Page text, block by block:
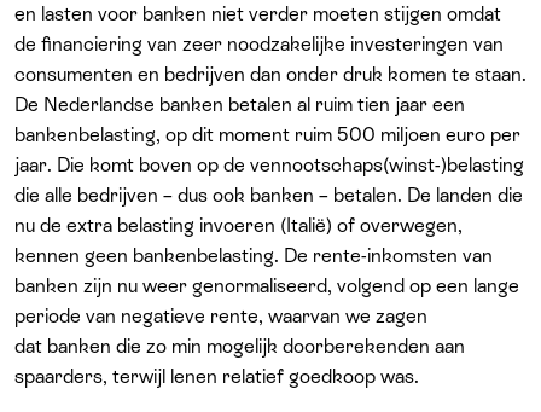
en lasten voor banken niet verder moeten stijgen omdat
de financiering van zeer noodzakelijke investeringen van
consumenten en bedrijven dan onder druk komen te staan.
De Nederlandse banken betalen al ruim tien jaar een
bankenbelasting, op dit moment ruim 500 miljoen euro per
jaar. Die komt boven op de vennootschaps(winst-)belasting
die alle bedrijven – dus ook banken – betalen. De landen die
nu de extra belasting invoeren (Italië) of overwegen,
kennen geen bankenbelasting. De rente-inkomsten van
banken zijn nu weer genormaliseerd, volgend op een lange
periode van negatieve rente, waarvan we zagen
dat banken die zo min mogelijk doorberekenden aan
spaarders, terwijl lenen relatief goedkoop was.